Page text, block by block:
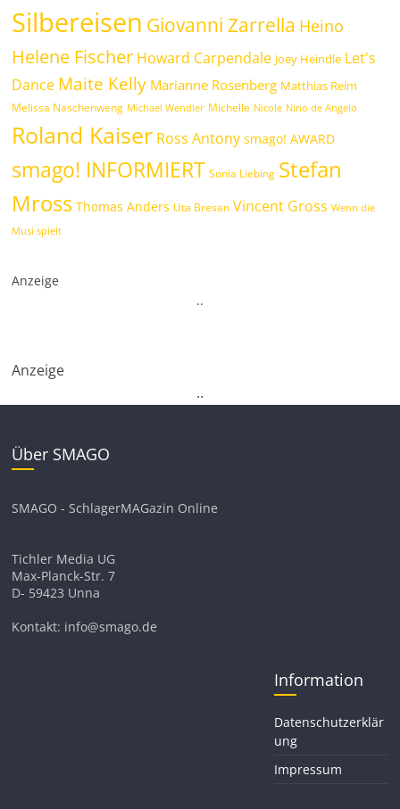
Silbereisen Giovanni Zarrella Heino
Helene Fischer Howard Carpendale Joey Heindle Let's
Dance Maite Kelly Marianne Rosenberg Matthias Reim
Melissa Naschenweng Michael Wendler Michelle Nicole Nino de Angelo
Roland Kaiser Ross Antony smago! AWARD
smago! INFORMIERT Sonia Liebing Stefan
Mross Thomas Anders Uta Bresan Vincent Gross Wenn die
Musi spielt
Anzeige
..
Anzeige
..
Über SMAGO
SMAGO - SchlagerMAGazin Online
Tichler Media UG
Max-Planck-Str. 7
D- 59423 Unna
Kontakt: info@smago.de
Information
Datenschutzerklär
ung
Impressum